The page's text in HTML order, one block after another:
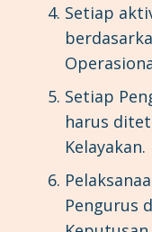
Setiap
Setiap
harus
Kelayakan.
Pengurus